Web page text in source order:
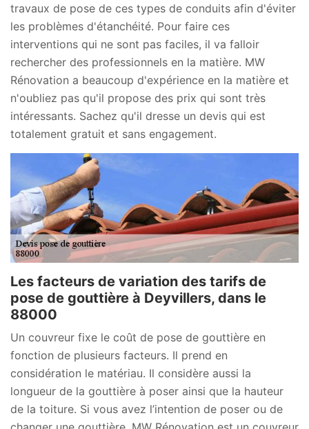
travaux de pose de ces types de conduits afin d'éviter
les problèmes d'étanchéité. Pour faire ces
interventions qui ne sont pas faciles, il va falloir
rechercher des professionnels en la matière. MW
Rénovation a beaucoup d'expérience en la matière et
n'oubliez pas qu'il propose des prix qui sont très
intéressants. Sachez qu'il dresse un devis qui est
totalement gratuit et sans engagement.
Les facteurs de variation des tarifs de
pose de gouttière à Deyvillers, dans le
88000
Un couvreur fixe le coût de pose de gouttière en
fonction de plusieurs facteurs. Il prend en
considération le matériau. Il considère aussi la
longueur de la gouttière à poser ainsi que la hauteur
de la toiture. Si vous avez l’intention de poser ou de